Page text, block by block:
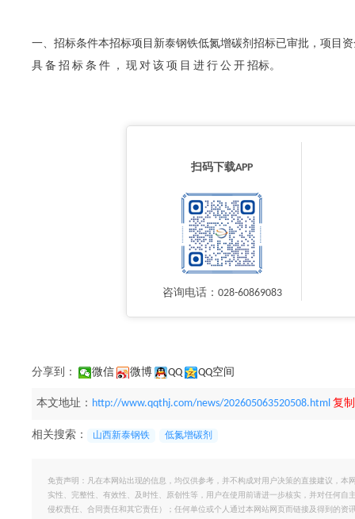
一、招标条件本招标项目新泰钢铁低氮增碳剂招标已审批，项目
具 备 招 标 条 件 ， 现 对 该 项 目 进 行 公 开 招标。
扫码下载APP
咨询电话：028-60869083
分享到： 微信 微博 QQ QQ空间
本文地址： http://www.qqthj.com/news/202605063520508.html 复
相关搜索： 山西新泰钢铁 低氮增碳剂
免责声明：凡在本网站出现的信息，均仅供参考，并不构成对用户决策的直接建议，
实性、完整性、有效性、及时性、原创性等，用户在使用前请进一步核实，并对任何
侵权责任、合同责任和其它责任）；任何单位或个人通过本网站网页而链接及得到的